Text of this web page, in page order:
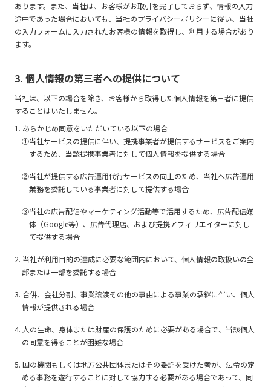
あります。また、当社は、お客様がお取引を完了しておらず、情報の入力
途中であった場合においても、当社のプライバシーポリシーに従い、当社
の入力フォームに入力されたお客様の情報を取得し、利用する場合があり
ます。
3. 個人情報の第三者への提供について
当社は、以下の場合を除き、お客様から取得した個人情報を第三者に提供
することはいたしません。
1. あらかじめ同意をいただいている以下の場合
①当社サービスの提供に伴い、提携事業者が提供するサービスをご案内
するため、当該提携事業者に対して個人情報を提供する場合
②当社が提供する広告運用代行サービスの向上のため、当社へ広告運用
業務を委託している事業者に対して提供する場合
③当社の広告配信やマーケティング活動等で活用するため、広告配信媒
体（Google等）、広告代理店、および提携アフィリエイターに対し
て提供する場合
2. 当社が利用目的の達成に必要な範囲内において、個人情報の取扱いの全
部または一部を委託する場合
3. 合併、会社分割、事業譲渡その他の事由による事業の承継に伴い、個人
情報が提供される場合
4. 人の生命、身体または財産の保護のために必要がある場合で、当該個人
の同意を得ることが困難な場合
5. 国の機関もしくは地方公共団体またはその委託を受けた者が、法令の定
める事務を遂行することに対して協力する必要がある場合であって、同